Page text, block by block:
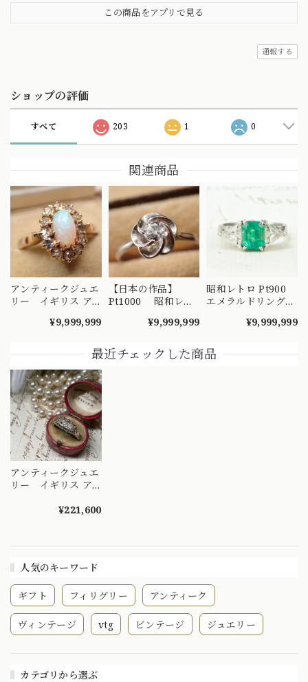
人気のキーワード
ギフト フィリグリー アンティーク
ヴィンテージ vtg ビンテージ ジュエリー
カテゴリから選ぶ
この商品をアプリで見る
通報する
ショップの評価
すべて 203 1 0
関連商品
アンティークジュエ
リー イギリス ア
エッジ技法 クラス
イン リング K18 オ
パール ダイヤモン
ド 〜オパールとダ
イヤのお花の様なデ
ザイン〜 DR00689
¥9,999,999
【日本の作品】
Pt1000 昭和レト
リング 捻り梅
り 吉祥文様 ～
楚々とした可憐な華
¥9,999,999
昭和レトロ Pt900
エメラルドリング
トカット ダイヤモ
テージジュエリー
～顔まで美しい ト
¥9,999,999
最近チェックした商品
アンティークジュエ
リー イギリス ア
貴重な2列のオール
¥221,600